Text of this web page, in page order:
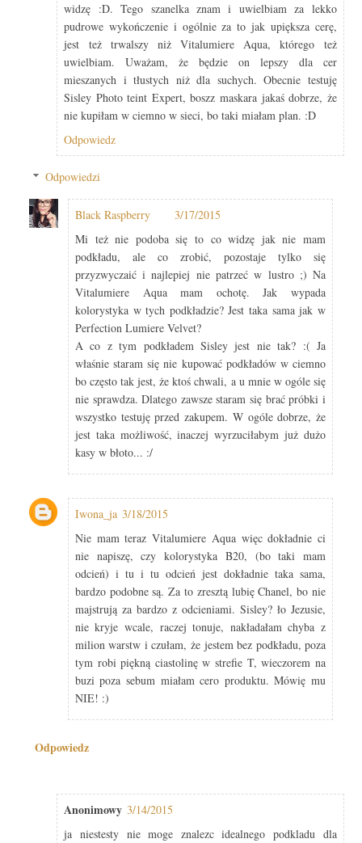
widzę :D. Tego szanelka znam i uwielbiam za lekko
pudrowe wykończenie i ogólnie za to jak upiększa cerę,
jest też trwalszy niż Vitalumiere Aqua, którego też
uwielbiam. Uważam, że będzie on lepszy dla cer
mieszanych i tłustych niż dla suchych. Obecnie testuję
Sisley Photo teint Expert, boszz maskara jakaś dobrze, że
nie kupiłam w ciemno w sieci, bo taki miałam plan. :D
Odpowiedz
Odpowiedzi
Black Raspberry
3/17/2015
Mi też nie podoba się to co widzę jak nie mam
podkładu, ale co zrobić, pozostaje tylko się
przyzwyczaić i najlepiej nie patrzeć w lustro ;) Na
Vitalumiere Aqua mam ochotę. Jak wypada
kolorystyka w tych podkładzie? Jest taka sama jak w
Perfection Lumiere Velvet?
A co z tym podkładem Sisley jest nie tak? :( Ja
właśnie staram się nie kupować podkładów w ciemno
bo często tak jest, że ktoś chwali, a u mnie w ogóle się
nie sprawdza. Dlatego zawsze staram się brać próbki i
wszystko testuję przed zakupem. W ogóle dobrze, że
jest taka możliwość, inaczej wyrzuciłabym już dużo
kasy w błoto... :/
Iwona_ja 3/18/2015
Nie mam teraz Vitalumiere Aqua więc dokładnie ci
nie napiszę, czy kolorystyka B20, (bo taki mam
odcień) i tu i tu odcień jest dokładnie taka sama,
bardzo podobne są. Za to zresztą lubię Chanel, bo nie
majstrują za bardzo z odcieniami. Sisley? ło Jezusie,
nie kryje wcale, raczej tonuje, nakładałam chyba z
milion warstw i czułam, że jestem bez podkładu, poza
tym robi piękną ciastolinę w strefie T, wieczorem na
buzi poza sebum miałam cero produktu. Mówię mu
NIE! :)
Odpowiedz
Anonimowy 3/14/2015
ja niestesty nie moge znalezc idealnego podkladu dla